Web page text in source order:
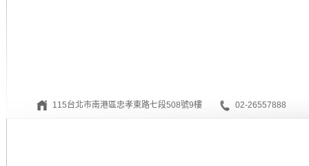
115台北市南港區忠孝東路七段508號9樓 02-26557888